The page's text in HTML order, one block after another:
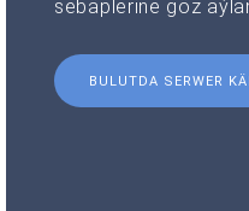
sebäplerine göz
BULUTDA SERWER